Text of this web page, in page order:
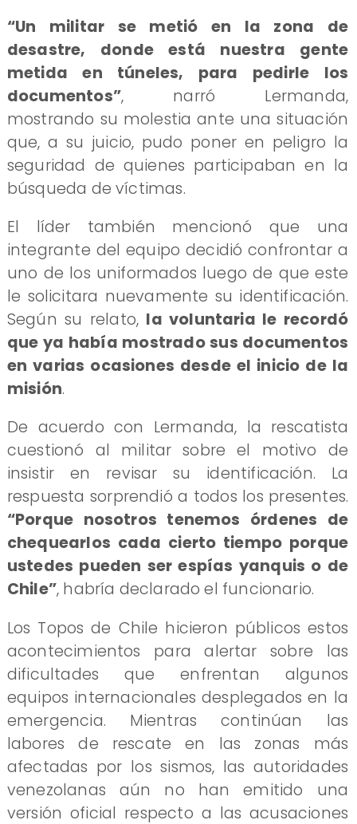
“Un militar se metió en la zona de
desastre, donde está nuestra gente
metida en túneles, para pedirle los
documentos”, narró Lermanda,
mostrando su molestia ante una situación
que, a su juicio, pudo poner en peligro la
seguridad de quienes participaban en la
búsqueda de víctimas.
El líder también mencionó que una
integrante del equipo decidió confrontar a
uno de los uniformados luego de que este
le solicitara nuevamente su identificación.
Según su relato, la voluntaria le recordó
que ya había mostrado sus documentos
en varias ocasiones desde el inicio de la
misión.
De acuerdo con Lermanda, la rescatista
cuestionó al militar sobre el motivo de
insistir en revisar su identificación. La
respuesta sorprendió a todos los presentes.
“Porque nosotros tenemos órdenes de
chequearlos cada cierto tiempo porque
ustedes pueden ser espías yanquis o de
Chile”, habría declarado el funcionario.
Los Topos de Chile hicieron públicos estos
acontecimientos para alertar sobre las
dificultades que enfrentan algunos
equipos internacionales desplegados en la
emergencia. Mientras continúan las
labores de rescate en las zonas más
afectadas por los sismos, las autoridades
venezolanas aún no han emitido una
versión oficial respecto a las acusaciones